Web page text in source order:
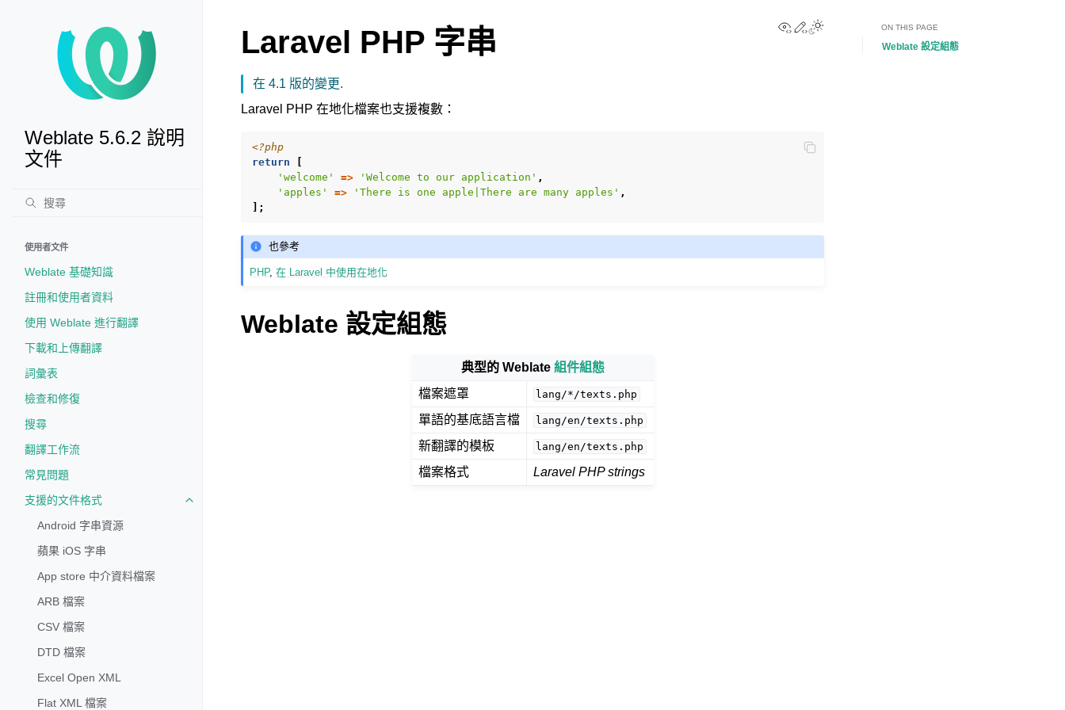
Weblate 5.6.2 說明
文件
使用者文件
Weblate 基礎知識
註冊和使用者資料
使用 Weblate 進行翻譯
下載和上傳翻譯
詞彙表
檢查和修復
搜尋
翻譯工作流
常見問題
支援的文件格式
Toggle navigation of 支援的文件格式
Android 字串資源
蘋果 iOS 字串
App store 中介資料檔案
ARB 檔案
CSV 檔案
DTD 檔案
Excel Open XML
Flat XML 檔案
View this page
Edit this page
Toggle Light / Dark / Auto color theme
Laravel PHP 字串
在 4.1 版的變更.
Laravel PHP 在地化檔案也支援複數：
<?php
return
'welcome'
=> 'Welcome to our application' ,
'apples'
=> 'There is one apple|There are many apples' ,
];
也參考
PHP,在 Laravel 中使用在地化
Weblate 設定組態
典型的 Weblate 組件組態
檔案遮罩
lang/*/texts.php
單語的基底語言檔 lang/en/texts.php
新翻譯的模板 lang/en/texts.php
檔案格式 Laravel PHP strings
ON THIS PAGE
Weblate 設定組態